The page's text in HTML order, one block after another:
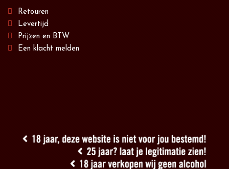
Retouren
Levertijd
Prijzen en BTW
Een klacht melden